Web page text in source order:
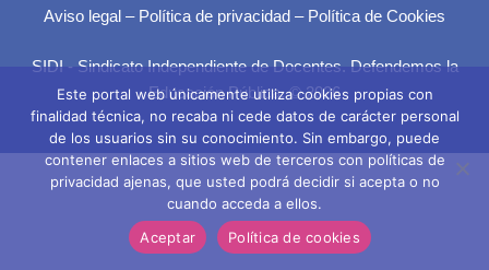
Aviso legal – Política de privacidad – Política de Cookies
SIDI - Sindicato Independiente de Docentes. Defendemos la
Educación Pública. © 2026
Este portal web únicamente utiliza cookies propias con
finalidad técnica, no recaba ni cede datos de carácter personal
de los usuarios sin su conocimiento. Sin embargo, puede
contener enlaces a sitios web de terceros con políticas de
privacidad ajenas, que usted podrá decidir si acepta o no
cuando acceda a ellos.
Aceptar
Política de cookies